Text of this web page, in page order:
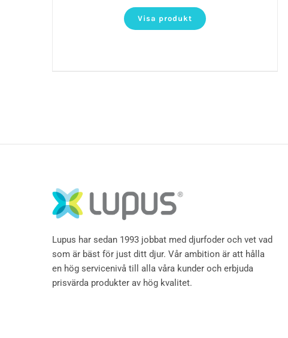
Visa produkt
Lupus har sedan 1993 jobbat med djurfoder och vet vad
som är bäst för just ditt djur. Vår ambition är att hålla
en hög servicenivå till alla våra kunder och erbjuda
prisvärda produkter av hög kvalitet.